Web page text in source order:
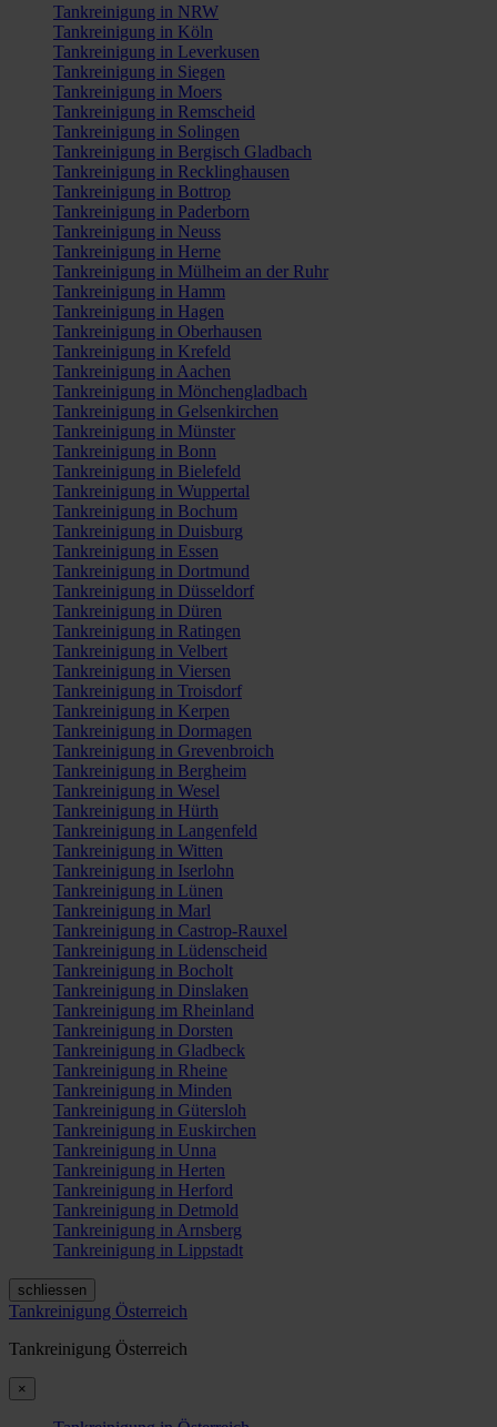
Tankreinigung in NRW
Tankreinigung in Köln
Tankreinigung in Leverkusen
Tankreinigung in Siegen
Tankreinigung in Moers
Tankreinigung in Remscheid
Tankreinigung in Solingen
Tankreinigung in Bergisch Gladbach
Tankreinigung in Recklinghausen
Tankreinigung in Bottrop
Tankreinigung in Paderborn
Tankreinigung in Neuss
Tankreinigung in Herne
Tankreinigung in Mülheim an der Ruhr
Tankreinigung in Hamm
Tankreinigung in Hagen
Tankreinigung in Oberhausen
Tankreinigung in Krefeld
Tankreinigung in Aachen
Tankreinigung in Mönchengladbach
Tankreinigung in Gelsenkirchen
Tankreinigung in Münster
Tankreinigung in Bonn
Tankreinigung in Bielefeld
Tankreinigung in Wuppertal
Tankreinigung in Bochum
Tankreinigung in Duisburg
Tankreinigung in Essen
Tankreinigung in Dortmund
Tankreinigung in Düsseldorf
Tankreinigung in Düren
Tankreinigung in Ratingen
Tankreinigung in Velbert
Tankreinigung in Viersen
Tankreinigung in Troisdorf
Tankreinigung in Kerpen
Tankreinigung in Dormagen
Tankreinigung in Grevenbroich
Tankreinigung in Bergheim
Tankreinigung in Wesel
Tankreinigung in Hürth
Tankreinigung in Langenfeld
Tankreinigung in Witten
Tankreinigung in Iserlohn
Tankreinigung in Lünen
Tankreinigung in Marl
Tankreinigung in Castrop-Rauxel
Tankreinigung in Lüdenscheid
Tankreinigung in Bocholt
Tankreinigung in Dinslaken
Tankreinigung im Rheinland
Tankreinigung in Dorsten
Tankreinigung in Gladbeck
Tankreinigung in Rheine
Tankreinigung in Minden
Tankreinigung in Gütersloh
Tankreinigung in Euskirchen
Tankreinigung in Unna
Tankreinigung in Herten
Tankreinigung in Herford
Tankreinigung in Detmold
Tankreinigung in Arnsberg
Tankreinigung in Lippstadt
schliessen
Tankreinigung Österreich
Tankreinigung Österreich
×